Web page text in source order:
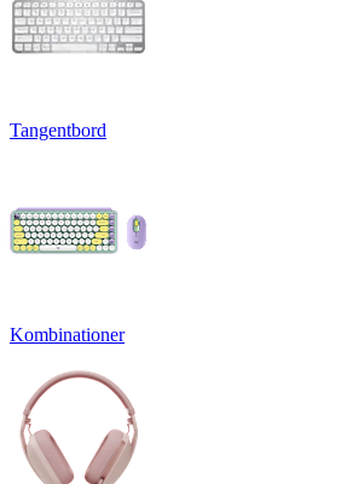
Tangentbord
Kombinationer